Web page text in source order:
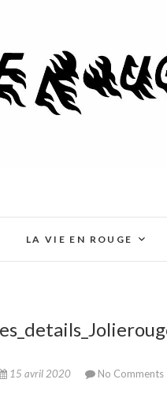
LA VIE EN ROUGE
15 avril 2020 No Comments